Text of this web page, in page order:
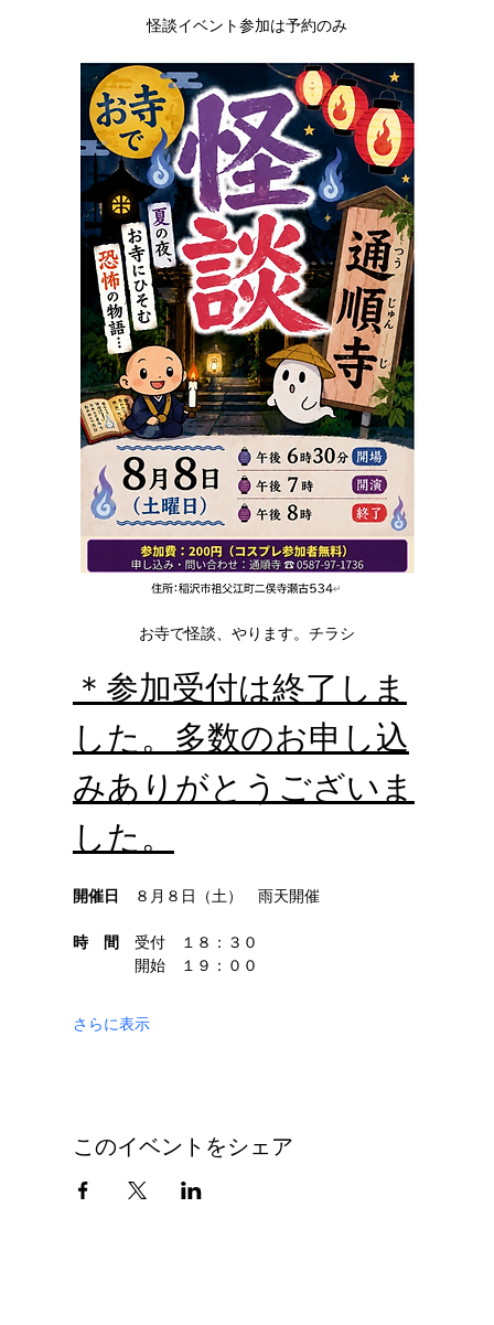
怪談イベント参加は予約のみ
お寺で怪談、やります。チラシ
＊参加受付は終了しま
した。多数のお申し込
みありがとうございま
した。
開催日 ８月８日（土）　雨天開催
時　間 受付　１８：３０
開始　１９：００
さらに表示
このイベントをシェア